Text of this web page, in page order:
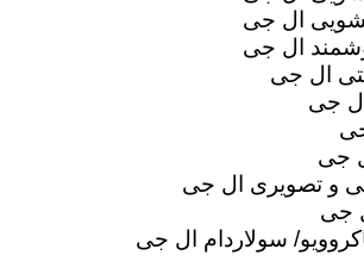
ال جی
ال جی
ال جی
جی
جی
و تصویری ال جی
جی
سولاردام ال جی